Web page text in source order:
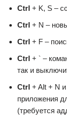
Ctrl + K, S –
Ctrl + N –
Ctrl + F –
Ctrl + ` –
так и
Ctrl + Alt + N и
приложения
(требуется